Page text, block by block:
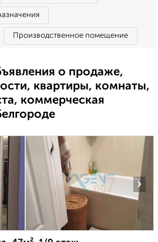
Производственное помещение
о продаже,
квартиры, комнаты,
коммерческая
›